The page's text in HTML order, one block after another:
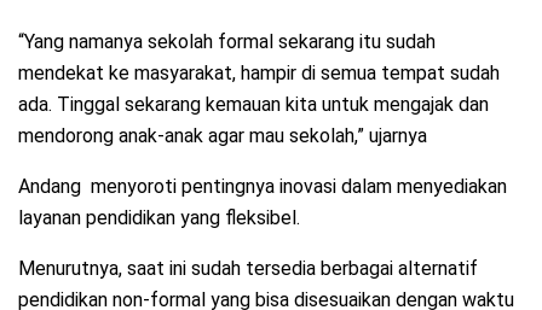
“Yang namanya sekolah formal sekarang itu sudah
mendekat ke masyarakat, hampir di semua tempat sudah
ada. Tinggal sekarang kemauan kita untuk mengajak dan
mendorong anak-anak agar mau sekolah,” ujarnya
Andang menyoroti pentingnya inovasi dalam menyediakan
layanan pendidikan yang fleksibel.
Menurutnya, saat ini sudah tersedia berbagai alternatif
pendidikan non-formal yang bisa disesuaikan dengan waktu